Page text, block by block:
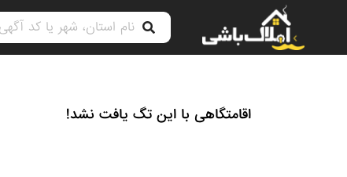
اقامتگاهی با این تگ یافت نشد!